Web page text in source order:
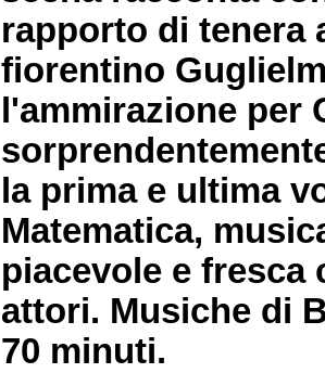
rapporto di tenera
fiorentino
l'ammirazione per
la prima e ultima
Matematica,
piacevole e fresca
attori. Musiche di
70 minuti.